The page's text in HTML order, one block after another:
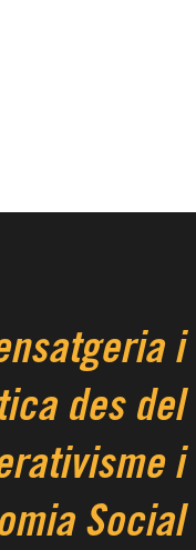
i
des del
i
Social